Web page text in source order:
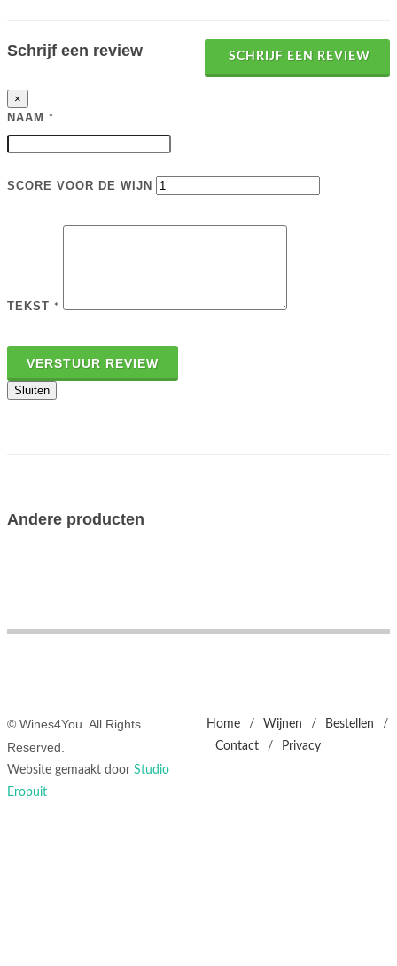
SCHRIJF EEN REVIEW
Schrijf een review
×
NAAM
*
SCORE VOOR DE WIJN
TEKST *
VERSTUUR REVIEW
Sluiten
Andere producten
© Wines4You. All Rights
Reserved.
Website gemaakt door Studio
Eropuit
Home / Wijnen / Bestellen
/
Contact
/ Privacy